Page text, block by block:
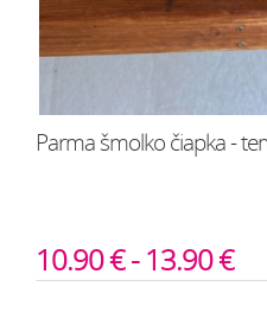
Parma šmolko čiapka -
10.90 € - 13.90 €